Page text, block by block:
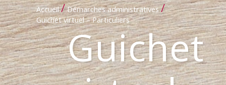
Accueil / Démarches administratives /
Guichet virtuel – Particuliers
Guichet